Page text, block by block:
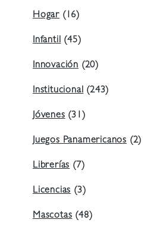
Hogar (16)
Infantil (45)
Innovación (20)
Institucional (243)
Jóvenes (31)
Juegos Panamericanos (2)
Librerías (7)
Licencias (3)
Mascotas (48)